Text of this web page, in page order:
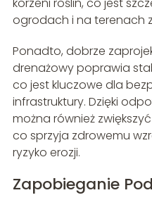
korzeni roślin, co jest
ogrodach i na terenach
Ponadto, dobrze
drenażowy poprawia
co jest kluczowe dla
infrastruktury. Dzięki
można również
co sprzyja zdrowemu
ryzyko erozji.
Zapobieganie